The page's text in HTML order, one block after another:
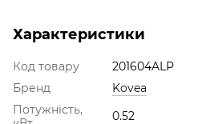
Характеристики
Код товару
201604ALP
Бренд
Kovea
Потужність,
0.52